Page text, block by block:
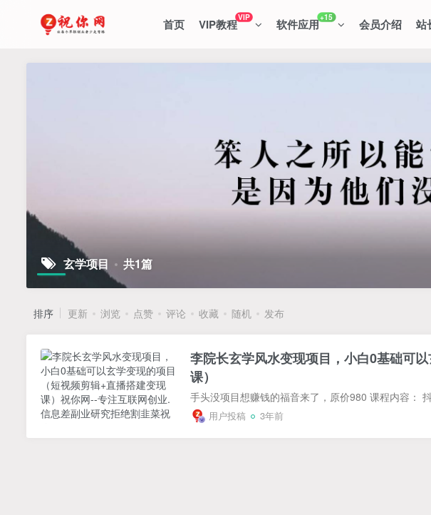
首页 VIP教程VIP 软件应用+15 会员介绍 站
玄学项目 共1篇
排序 更新 浏览 点赞 评论 收藏 随机 发布
李院长玄学风水变现项目，小白0基础可
课）
用户投稿 3年前